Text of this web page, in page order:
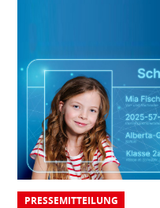
PRESSEMITTEILUNG